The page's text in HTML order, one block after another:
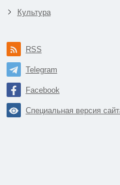
Культура
RSS
Telegram
Facebook
Специальная версия